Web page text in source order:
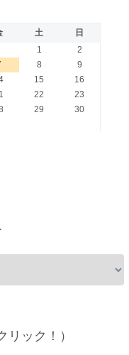
土
日
1
2
8
9
15
16
22
23
29
30
リック！）